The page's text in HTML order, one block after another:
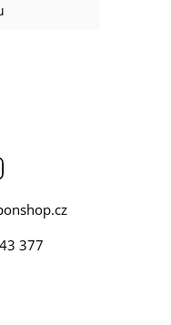
377